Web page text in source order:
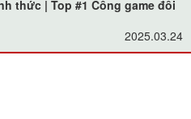
thức | Top #1 Cổng game đổi
2025.03.24